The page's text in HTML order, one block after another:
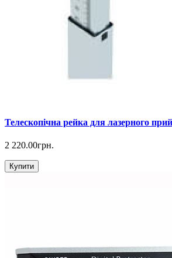
Телескопічна рейка для лазерного
2 220.00грн.
Купити